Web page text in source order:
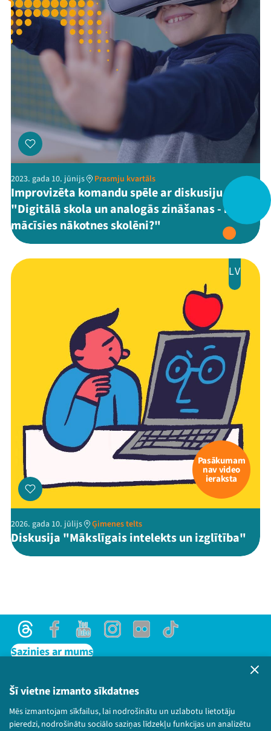
Šī vietne izmanto sīkdatnes
Mēs izmantojam sīkfailus, lai nodrošinātu un uzlabotu lietotāju
pieredzi, nodrošinātu sociālo saziņas līdzekļu funkcijas un analizētu
Mana programma
Festivāls
Programma
Viņi bija LAMPĀ 2026
Jaunumi
Ziedo
Veikals
Kontakti
ThreadsFacebookYoutube
X Instagram
Flick TikTok
2023. gada 10. jūnijs Prasmju kvartāls
Improvizēta komandu spēle ar diskusiju
"Digitālā skola un analogās zināšanas - kā
mācīsies nākotnes skolēni?"
LV
Pasākumam
nav video
ieraksta
2026. gada 10. jūlijs Ģimenes telts
Diskusija "Mākslīgais intelekts un izglītība"
ThreadsFacebookYoutubeInstagram
Flick TikTok
Sazinies ar mums
Lietošanas noteikumi un sīkdatņu politika
Bērnu aizsardzības politika
© 2026 Sarunu festivāls LAMPA Visas tiesības